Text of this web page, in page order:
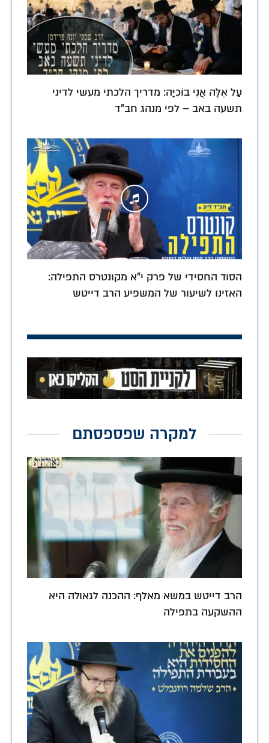
עַל אֵלֶּה אֲנִי בוֹכִיָּה: מדריך הלכתי מעשי לדיני
תשעה באב – לפי מנהג חב"ד
הסוד החסידי של פרק י"א מקונטרס התפילה:
האזינו לשיעור של המשפיע הרב דייטש
למקרה שפספסתם
הרב דייטש במשא מאלף: ההכנה לגאולה היא
ההשקעה בתפילה